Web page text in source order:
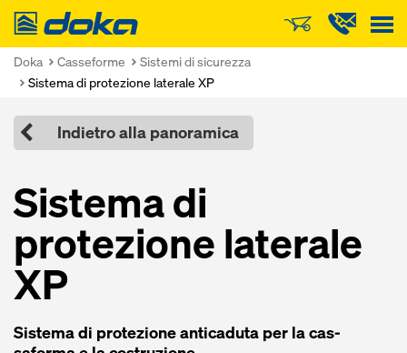
Doka
Doka Casseforme
Sistemi di sicurezza
Sistema di protezione laterale XP
Indietro alla panoramica
Sistema di
protezione laterale
XP
Sistema di protezione anti­caduta per la cas­